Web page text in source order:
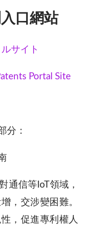
口網站
サイト
Portal Site
分：
通信等IoT領域，
，交涉變困難。
，促進專利權人